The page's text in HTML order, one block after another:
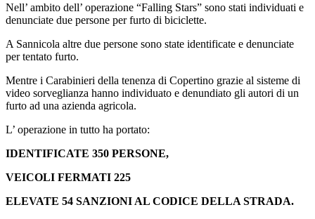
Nell’ ambito dell’ operazione “Falling Stars” sono stati individuati e
denunciate due persone per furto di biciclette.
A Sannicola altre due persone sono state identificate e denunciate
per tentato furto.
Mentre i Carabinieri della tenenza di Copertino grazie al sisteme di
video sorveglianza hanno individuato e denundiato gli autori di un
furto ad una azienda agricola.
L’ operazione in tutto ha portato:
IDENTIFICATE 350 PERSONE,
VEICOLI FERMATI 225
ELEVATE 54 SANZIONI AL CODICE DELLA STRADA.